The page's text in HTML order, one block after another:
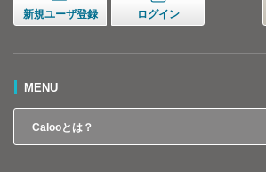
新規ユーザ登録 ログイン
MENU
Calooとは？